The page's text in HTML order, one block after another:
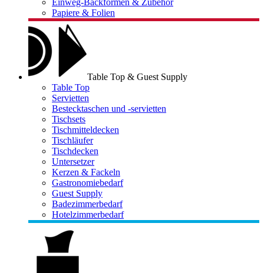
Einweg-Backformen & Zubehör
Papiere & Folien
Table Top & Guest Supply
Table Top
Servietten
Bestecktaschen und -servietten
Tischsets
Tischmitteldecken
Tischläufer
Tischdecken
Untersetzer
Kerzen & Fackeln
Gastronomiebedarf
Guest Supply
Badezimmerbedarf
Hotelzimmerbedarf